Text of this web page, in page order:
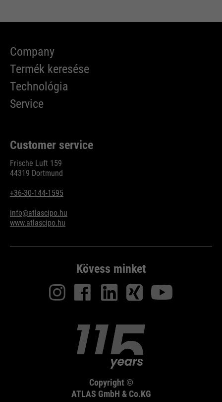
Company
Termék keresése
Technológia
Service
Customer service
Frische Luft 159
44319 Dortmund
+36-30-144-1595
info@atlascipo.hu
www.atlascipo.hu
Kövess minket
Copyright ©
ATLAS GmbH & Co.KG